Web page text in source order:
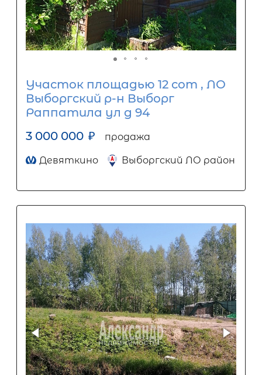
Участок площадью 12 сот , ЛО
Выборгский р-н Выборг
Раппатила ул д 94
3 000 000 ₽ продажа
Девяткино Выборгский ЛО район